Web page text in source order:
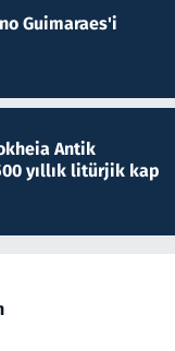
Guimaraes'i
Antik
yıllık litürjik kap